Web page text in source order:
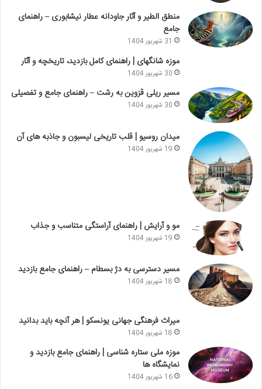
منطق الطیر و آثار جاودانه عطار نیشابوری – راهنمای
جامع
31 شهریور 1404
موزه شانگهای | راهنمای کامل بازدید، تاریخچه و آثار
30 شهریور 1404
مسیر ریلی قزوین به رشت – راهنمای جامع و تفصیلی
30 شهریور 1404
میدان روسیو | قلب تاریخی لیسبون و جاذبه های آن
19 شهریور 1404
مو و آرایش | راهنمای آراستگی متناسب و جذاب
19 شهریور 1404
مسیر دسترسی به دژ بسطام – راهنمای جامع بازدید
18 شهریور 1404
میراث فرهنگی جهانی یونسکو | هر آنچه باید بدانید
18 شهریور 1404
موزه ملی ستاره شناسی | راهنمای جامع بازدید و
نمایشگاه ها
16 شهریور 1404